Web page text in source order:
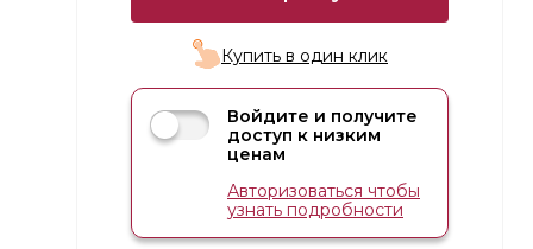
Купить в один клик
Войдите и получите
доступ к низким
ценам
Авторизоваться чтобы
узнать подробности